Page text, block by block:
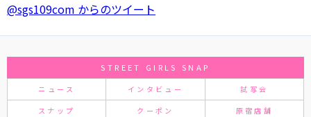
@sgs109com からのツイート
STREET GIRLS SNAP
ニュース インタビュー 試写会
スナップ クーポン 原宿店舗